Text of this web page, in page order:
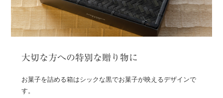
大切な方への特別な贈り物に
お菓子を詰める箱はシックな黒でお菓子が映えるデザインで
す。